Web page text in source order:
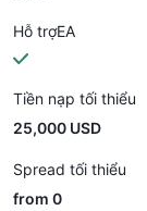
Hỗ trợEA
Tiền nạp tối thiểu
25,000 USD
Spread tối thiểu
from 0